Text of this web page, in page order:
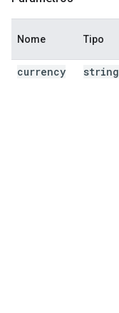
Nome Tipo
currency string